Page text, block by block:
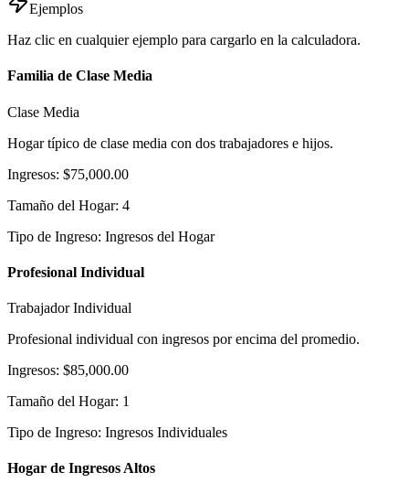
Ejemplos
Haz clic en cualquier ejemplo para cargarlo en la calculadora.
Familia de Clase Media
Clase Media
Hogar típico de clase media con dos trabajadores e hijos.
Ingresos: $75,000.00
Tamaño del Hogar: 4
Tipo de Ingreso: Ingresos del Hogar
Profesional Individual
Trabajador Individual
Profesional individual con ingresos por encima del promedio.
Ingresos: $85,000.00
Tamaño del Hogar: 1
Tipo de Ingreso: Ingresos Individuales
Hogar de Ingresos Altos